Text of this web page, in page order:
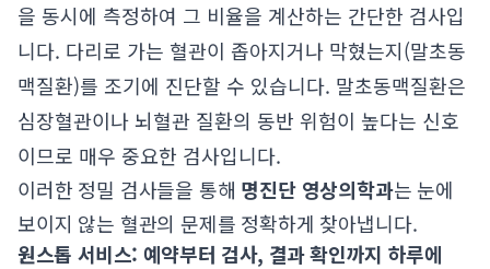
을 동시에 측정하여 그 비율을 계산하는 간단한 검사입
니다. 다리로 가는 혈관이 좁아지거나 막혔는지(말초동
맥질환)를 조기에 진단할 수 있습니다. 말초동맥질환은
심장혈관이나 뇌혈관 질환의 동반 위험이 높다는 신호
이므로 매우 중요한 검사입니다.
이러한 정밀 검사들을 통해 명진단 영상의학과는 눈에
보이지 않는 혈관의 문제를 정확하게 찾아냅니다.
원스톱 서비스: 예약부터 검사, 결과 확인까지 하루에